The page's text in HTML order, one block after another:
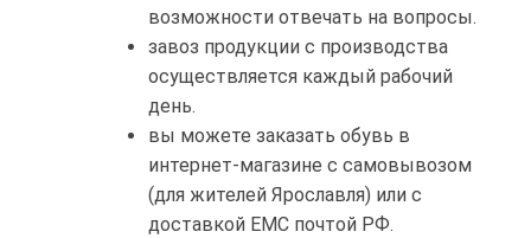
возможности отвечать на вопросы.
завоз продукции с производства
осуществляется каждый рабочий
день.
вы можете заказать обувь в
интернет-магазине с самовывозом
(для жителей Ярославля) или с
доставкой ЕМС почтой РФ.